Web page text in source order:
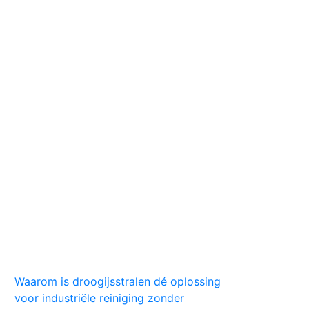
Waarom is droogijsstralen dé oplossing
voor industriële reiniging zonder